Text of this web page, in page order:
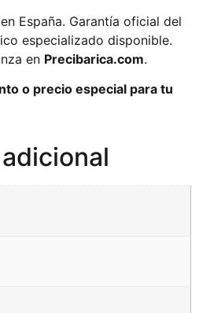
España. Garantía oficial del
especializado disponible.
en Precibarica.com.
o precio especial para tu